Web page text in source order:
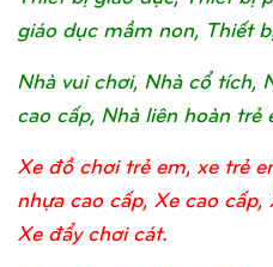
giáo dục mầm non, Thiết
Nhà vui chơi, Nhà cổ tích,
cao cấp, Nhà liên hoàn trẻ
Xe đồ chơi trẻ em, xe trẻ
nhựa cao cấp, Xe cao
Xe đẩy chơi cát.